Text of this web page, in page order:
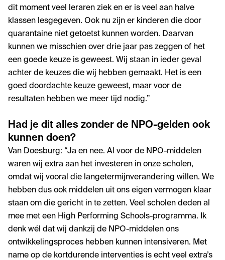
dit moment veel leraren ziek en er is veel aan halve
klassen lesgegeven. Ook nu zijn er kinderen die door
quarantaine niet getoetst kunnen worden. Daarvan
kunnen we misschien over drie jaar pas zeggen of het
een goede keuze is geweest. Wij staan in ieder geval
achter de keuzes die wij hebben gemaakt. Het is een
goed doordachte keuze geweest, maar voor de
resultaten hebben we meer tijd nodig.”
Had je dit alles zonder de NPO-gelden ook
kunnen doen?
Van Doesburg: “Ja en nee. Al voor de NPO-middelen
waren wij extra aan het investeren in onze scholen,
omdat wij vooral die langetermijnverandering willen. We
hebben dus ook middelen uit ons eigen vermogen klaar
staan om die gericht in te zetten. Veel scholen deden al
mee met een High Performing Schools-programma. Ik
denk wél dat wij dankzij de NPO-middelen ons
ontwikkelingsproces hebben kunnen intensiveren. Met
name op de kortdurende interventies is echt veel extra’s